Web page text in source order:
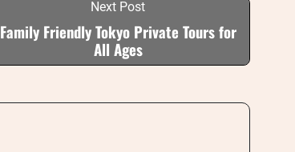
Next Post
Family Friendly Tokyo Private Tours for
All Ages